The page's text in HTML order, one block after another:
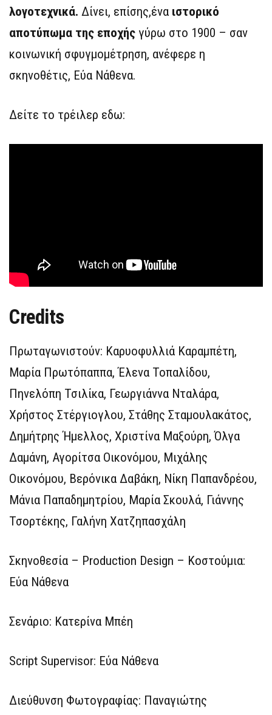
λογοτεχνικά. Δίνει, επίσης,ένα ιστορικό
αποτύπωμα της εποχής γύρω στο 1900 – σαν
κοινωνική σφυγμομέτρηση, ανέφερε η
σκηνοθέτις, Εύα Νάθενα.
Δείτε το τρέιλερ εδω:
Credits
Πρωταγωνιστούν: Καρυοφυλλιά Καραμπέτη,
Μαρία Πρωτόπαππα, Έλενα Τοπαλίδου,
Πηνελόπη Τσιλίκα, Γεωργιάννα Νταλάρα,
Χρήστος Στέργιογλου, Στάθης Σταμουλακάτος,
Δημήτρης Ήμελλος, Χριστίνα Μαξούρη, Όλγα
Δαμάνη, Αγορίτσα Οικονόμου, Μιχάλης
Οικονόμου, Βερόνικα Δαβάκη, Νίκη Παπανδρέου,
Μάνια Παπαδημητρίου, Μαρία Σκουλά, Γιάννης
Τσορτέκης, Γαλήνη Χατζηπασχάλη
Σκηνοθεσία – Production Design – Koστούμια:
Εύα Νάθενα
Σενάριο: Κατερίνα Μπέη
Script Supervisor: Εύα Νάθενα
Διεύθυνση Φωτογραφίας: Παναγιώτης